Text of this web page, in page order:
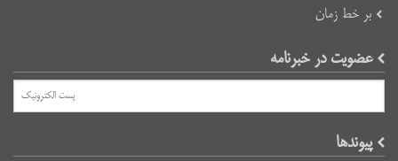
بر خط زمان
عضویت در خبرنامه
پیوند‌ها